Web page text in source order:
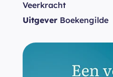
Veerkracht
Uitgever Boekengilde